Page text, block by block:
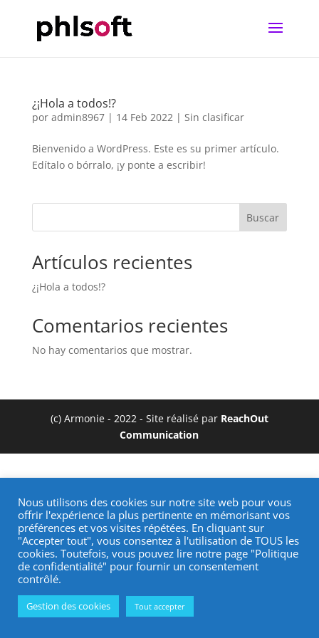
¿¡Hola a todos!?
por admin8967| 14 Feb 2022| Sin clasificar
Bienvenido a WordPress. Este es su primer artículo.
Edítalo o bórralo, ¡y ponte a escribir!
Buscar
Artículos recientes
¿¡Hola a todos!?
Comentarios recientes
No hay comentarios que mostrar.
(c) Armonie - 2022 - Site réalisé par ReachOut
Communication
Nous utilisons des cookies sur notre site web pour vous
offrir l'expérience la plus pertinente en mémorisant vos
préférences et vos visites répétées. En cliquant sur
"Accepter tout", vous consentez à l'utilisation de TOUS les
cookies. Toutefois, vous pouvez lire notre page "Politique
de confidentialité" pour fournir un consentement
contrôlé.
Gestion des cookies Tout accepter